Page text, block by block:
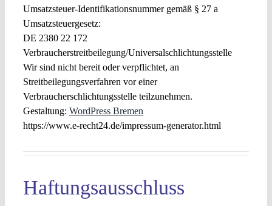
Umsatzsteuer-Identifikationsnummer gemäß § 27 a
Umsatzsteuergesetz:
DE 2380 22 172
Verbraucherstreitbeilegung/Universalschlichtungsstelle
Wir sind nicht bereit oder verpflichtet, an
Streitbeilegungsverfahren vor einer
Verbraucherschlichtungsstelle teilzunehmen.
Gestaltung: WordPress Bremen
https://www.e-recht24.de/impressum-generator.html
Haftungsausschluss